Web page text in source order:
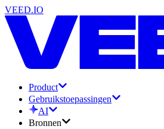
VEED.IO
Product
Gebruikstoepassingen
AI
Bronnen